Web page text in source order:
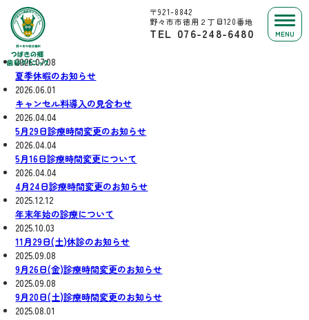
〒921-8842
野々市市徳用２丁目120番地
TEL 076-248-6480 MENU
2026.07.08
夏季休暇のお知らせ
2026.06.01
キャンセル料導入の見合わせ
2026.04.04
5月29日診療時間変更のお知らせ
2026.04.04
5月16日診療時間変更について
2026.04.04
4月24日診療時間変更のお知らせ
2025.12.12
年末年始の診療について
2025.10.03
11月29日(土)休診のお知らせ
2025.09.08
9月26日(金)診療時間変更のお知らせ
2025.09.08
9月20日(土)診療時間変更のお知らせ
2025.08.01